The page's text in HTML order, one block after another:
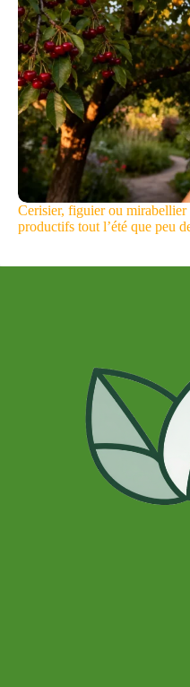
Cerisier, figuier ou mirabellier
productifs tout l’été que peu